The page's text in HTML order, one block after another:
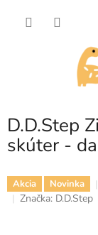
D.D.Step
skúter -
Akcia Novinka
Značka: D.D.Step